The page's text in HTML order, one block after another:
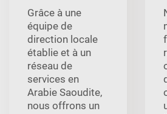
Grâce à une
équipe de
direction locale
établie et à un
réseau de
services en
Arabie Saoudite,
nous offrons un